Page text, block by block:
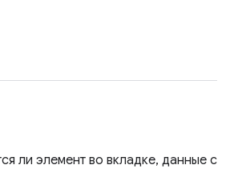
ли элемент во вкладке, данные с